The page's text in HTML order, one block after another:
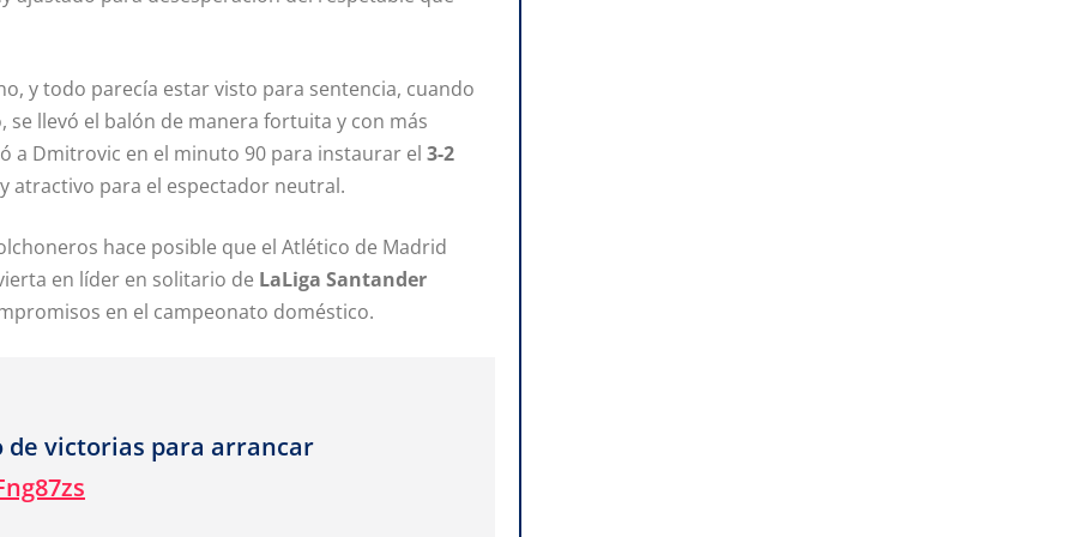
y todo parecía estar visto para sentencia, cuando
llevó el balón de manera fortuita y con más
a Dmitrovic en el minuto 90 para instaurar el 3-2
atractivo para el espectador neutral.
hace posible que el Atlético de Madrid
en líder en solitario de LaLiga Santander
en el campeonato doméstico.
victorias para arrancar